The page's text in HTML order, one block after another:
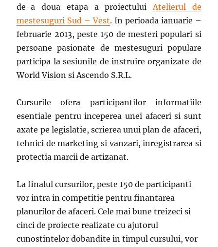
de-a doua etapa a proiectuluiAtelierul de
mestesuguri Sud – Vest. In perioada ianuarie –
februarie 2013, peste 150 de mesteri populari si
persoane pasionate de mestesuguri populare
participa la sesiunile de instruire organizate de
World Vision si Ascendo S.R.L.
Cursurile ofera participantilor informatiile
esentiale pentru inceperea unei afaceri si sunt
axate pe legislatie, scrierea unui plan de afaceri,
tehnici de marketing si vanzari, inregistrarea si
protectia marcii de artizanat.
La finalul cursurilor, peste 150 de participanti
vor intra in competitie pentru finantarea
planurilor de afaceri. Cele mai bune treizeci si
cinci de proiecte realizate cu ajutorul
cunostintelor dobandite in timpul cursului, vor